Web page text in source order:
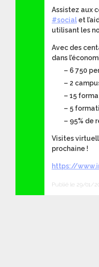
Assistez aux
#social et
utilisant les
Avec des
dans
– 6 750
– 2
– 15
– 5
– 95% de
Visites
prochaine !
https://
Publié le 29/01/